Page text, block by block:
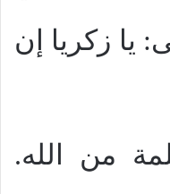
يا زكريا إن
من الله.